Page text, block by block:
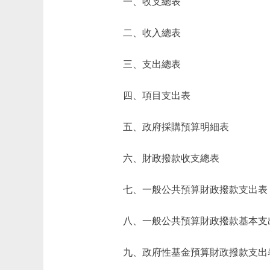
二、收入總表
三、支出總表
四、項目支出表
五、政府採購預算明細表
六、財政撥款收支總表
七、一般公共預算財政撥款支出表
八、一般公共預算財政撥款基本支
九、政府性基金預算財政撥款支出